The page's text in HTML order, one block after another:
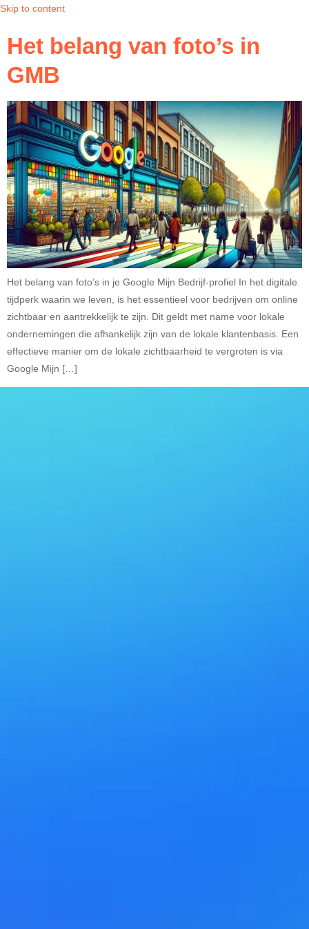
Skip to content
Het belang van foto’s in
GMB
Het belang van foto’s in je Google Mijn Bedrijf-profiel In het digitale
tijdperk waarin we leven, is het essentieel voor bedrijven om online
zichtbaar en aantrekkelijk te zijn. Dit geldt met name voor lokale
ondernemingen die afhankelijk zijn van de lokale klantenbasis. Een
effectieve manier om de lokale zichtbaarheid te vergroten is via
Google Mijn […]